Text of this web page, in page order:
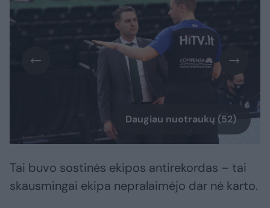
Daugiau nuotraukų (52)
Tai buvo sostinės ekipos antirekordas – tai
skausmingai ekipa nepralaimėjo dar nė karto.